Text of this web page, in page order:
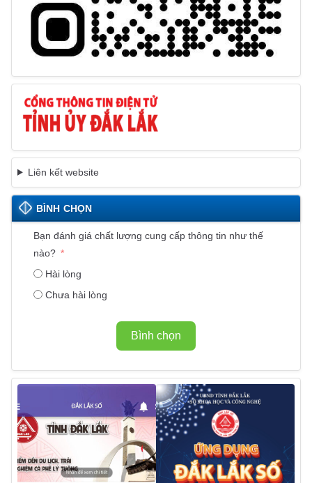
Liên kết website
BÌNH CHỌN
Bạn đánh giá chất lượng cung cấp thông tin như thế
nào?
Hài lòng
Chưa hài lòng
Bình chọn